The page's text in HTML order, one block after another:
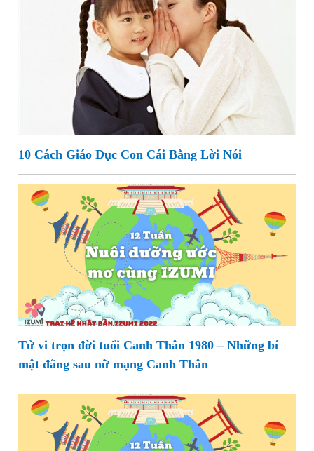
10 Cách Giáo Dục Con Cái Bằng Lời Nói
Tử vi trọn đời tuổi Canh Thân 1980 – Những bí
mật đằng sau nữ mạng Canh Thân